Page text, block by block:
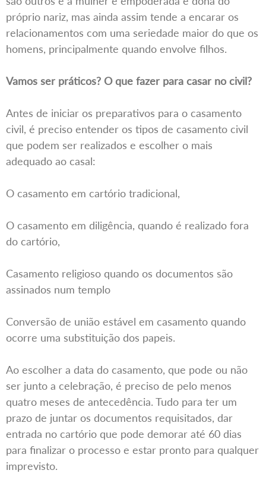
próprio nariz, mas ainda assim tende a encarar os
relacionamentos com uma seriedade maior do que os
homens, principalmente quando envolve filhos.
Vamos ser práticos? O que fazer para casar no civil?
Antes de iniciar os preparativos para o casamento
civil, é preciso entender os tipos de casamento civil
que podem ser realizados e escolher o mais
adequado ao casal:
O casamento em cartório tradicional,
O casamento em diligência, quando é realizado fora
do cartório,
Casamento religioso quando os documentos são
assinados num templo
Conversão de união estável em casamento quando
ocorre uma substituição dos papeis.
Ao escolher a data do casamento, que pode ou não
ser junto a celebração, é preciso de pelo menos
quatro meses de antecedência. Tudo para ter um
prazo de juntar os documentos requisitados, dar
entrada no cartório que pode demorar até 60 dias
para finalizar o processo e estar pronto para qualquer
imprevisto.